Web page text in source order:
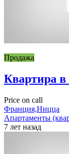
Продажа
Квартира
Price on call
Франция,Ницца
Апартаменты
7 лет назад